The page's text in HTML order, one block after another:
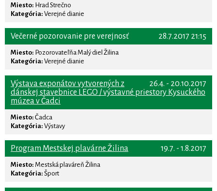
Miesto: Hrad Strečno
Kategória: Verejné dianie
28.7.2017 21:15
Večerné pozorovanie pre verejnosť
Miesto: Pozorovateľňa Malý diel Žilina
Kategória: Verejné dianie
26.4. - 20.10.2017
Výstava exponátov vytvorených z
dánskej stavebnice LEGO / výstavné priestory Kysuckého
múzea v Čadci
Miesto: Čadca
Kategória: Výstavy
19.7. - 1.8.2017
Program Mestskej plavárne Žilina
Miesto: Mestská plaváreň Žilina
Kategória: Šport